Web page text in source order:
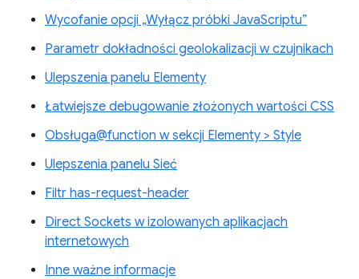
Wycofanie opcji „Wyłącz próbki JavaScriptu”
Parametr dokładności geolokalizacji w czujnikach
Ulepszenia panelu Elementy
Łatwiejsze debugowanie złożonych wartości CSS
Obsługa@function w sekcji Elementy > Style
Ulepszenia panelu Sieć
Filtr has-request-header
Direct Sockets w izolowanych aplikacjach
internetowych
Inne ważne informacje